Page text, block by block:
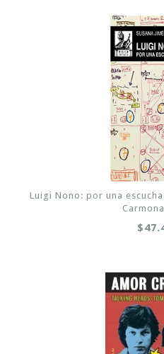
Luigi Nono: por una